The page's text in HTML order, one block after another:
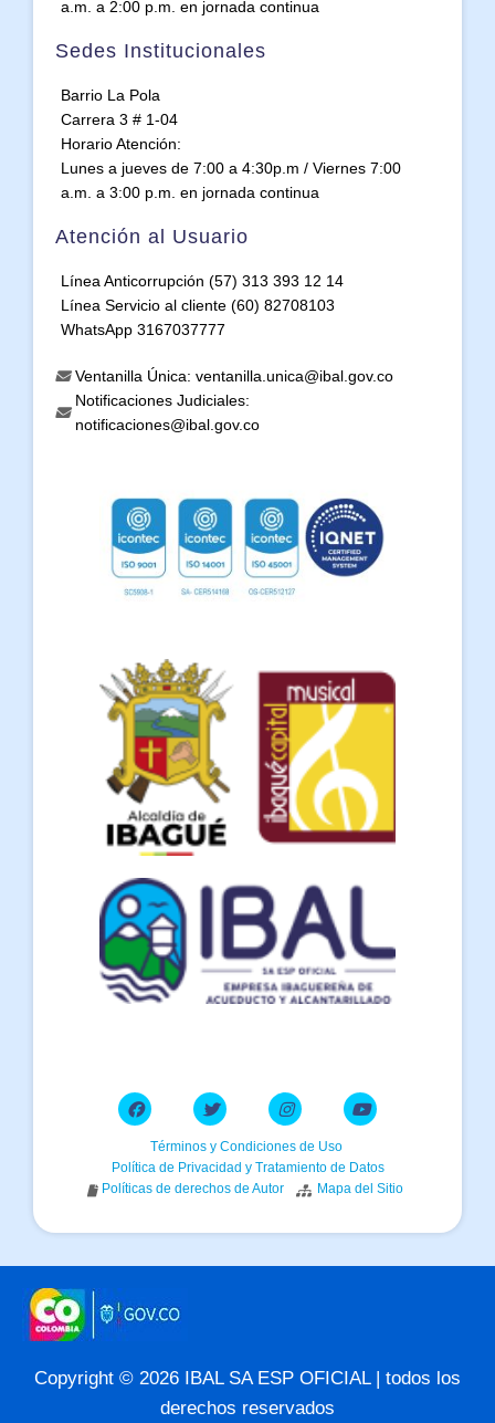
a.m. a 2:00 p.m. en jornada continua
Sedes Institucionales
Barrio La Pola
Carrera 3 # 1-04
Horario Atención:
Lunes a jueves de 7:00 a 4:30p.m / Viernes 7:00
a.m. a 3:00 p.m. en jornada continua
Atención al Usuario
Línea Anticorrupción (57) 313 393 12 14
Línea Servicio al cliente (60) 82708103
WhatsApp 3167037777
Ventanilla Única: ventanilla.unica@ibal.gov.co
Notificaciones Judiciales:
notificaciones@ibal.gov.co
Términos y Condiciones de Uso
Política de Privacidad y Tratamiento de Datos
Políticas de derechos de Autor
Mapa del Sitio
Copyright © 2026 IBAL SA ESP OFICIAL | todos los
derechos reservados